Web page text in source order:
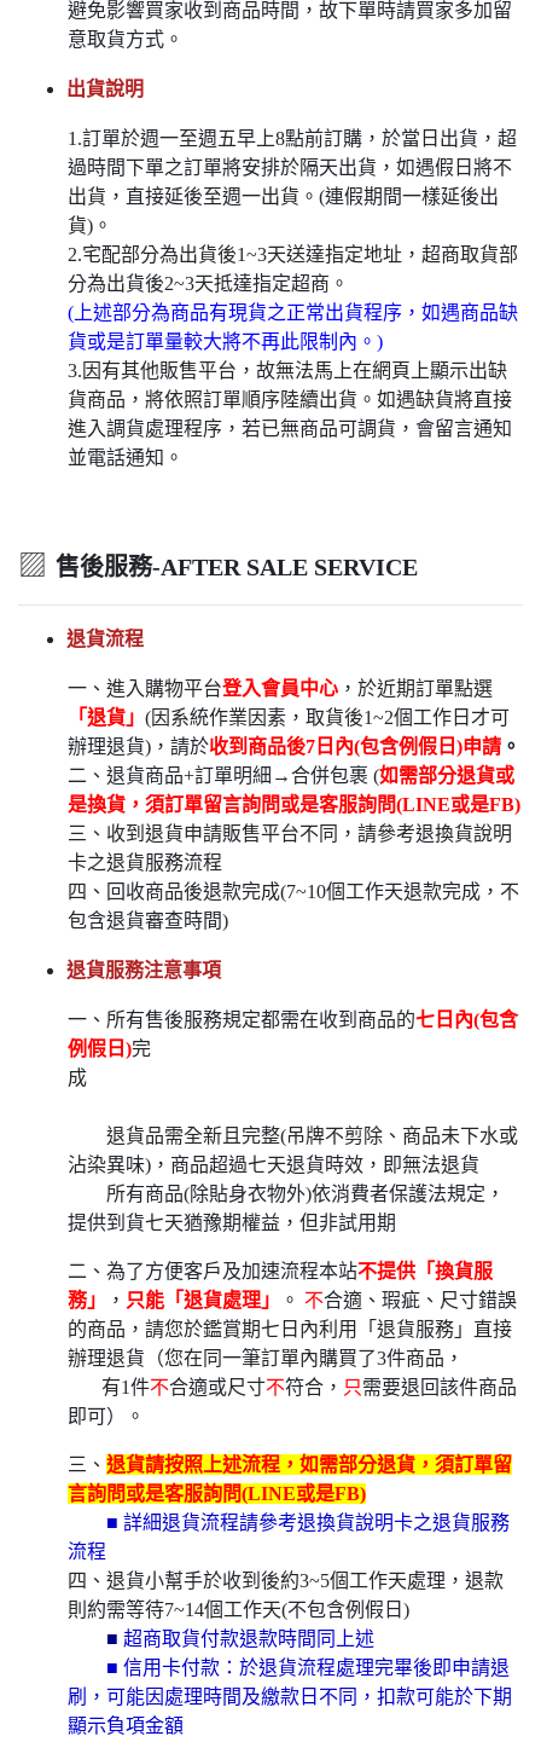
避免影響買家收到商品時間，故下單時請買家多加留
意取貨方式。
出貨說明
1.訂單於週一至週五早上8點前訂購，於當日出貨，超
過時間下單之訂單將安排於隔天出貨，如遇假日將不
出貨，直接延後至週一出貨。(連假期間一樣延後出
貨)。
2.宅配部分為出貨後1~3天送達指定地址，超商取貨部
分為出貨後2~3天抵達指定超商。
(上述部分為商品有現貨之正常出貨程序，如遇商品缺
貨或是訂單量較大將不再此限制內。)
3.因有其他販售平台，故無法馬上在網頁上顯示出缺
貨商品，將依照訂單順序陸續出貨。如遇缺貨將直接
進入調貨處理程序，若已無商品可調貨，會留言通知
並電話通知。
▨ 售後服務-AFTER SALE SERVICE
退貨流程
一、進入購物平台登入會員中心 ，於近期訂單點選
「退貨」 (因系統作業因素，取貨後1~2個工作日才可
辦理退貨)，請於收到商品後7日內(包含例假日)申請 。
二、退貨商品+訂單明細→合併包裹 (如需部分退貨或
是換貨，須訂單留言詢問或是客服詢問(LINE或是FB)
三、收到退貨申請販售平台不同，請參考退換貨說明
卡之退貨服務流程
四、回收商品後退款完成(7~10個工作天退款完成，不
包含退貨審查時間)
退貨服務注意事項
一、所有售後服務規定都需在收到商品的七日內(包含
例假日)完
成
退貨品需全新且完整(吊牌不剪除、商品未下水或
沾染異味)，商品超過七天退貨時效，即無法退貨
所有商品(除貼身衣物外)依消費者保護法規定，
提供到貨七天猶豫期權益，但非試用期
二、為了方便客戶及加速流程本站不提供「換貨服
務」
， 只能「退貨處理」 。 不合適、瑕疵、尺寸錯誤
的商品，請您於鑑賞期七日內利用「退貨服務」直接
辦理退貨（您在同一筆訂單內購買了3件商品，
有1件不合適或尺寸不符合， 只需要退回該件商品
即可）。
三、 退貨請按照上述流程，如需部分退貨，須訂單留
言詢問或是客服詢問(LINE或是FB)
■ 詳細退貨流程請參考退換貨說明卡之退貨服務
流程
四、退貨小幫手於收到後約3~5個工作天處理，退款
則約需等待7~14個工作天(不包含例假日)
■ 超商取貨付款退款時間同上述
■ 信用卡付款：於退貨流程處理完畢後即申請退
刷，可能因處理時間及繳款日不同，扣款可能於下期
顯示負項金額